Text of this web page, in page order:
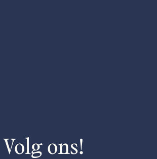
Volg ons!